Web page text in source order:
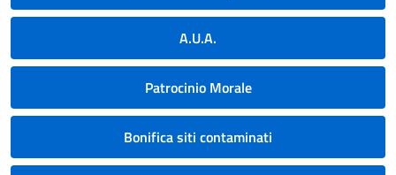
A.U.A.
Patrocinio Morale
Bonifica siti contaminati